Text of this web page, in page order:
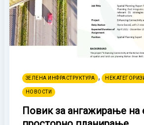
ЗЕЛЕНА ИНФРАСТРУКТУРА ,
НОВОСТИ
Повик за ангажирање на